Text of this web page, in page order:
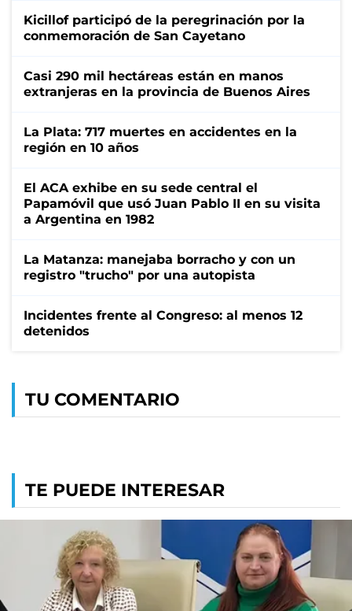
Kicillof participó de la peregrinación por la
conmemoración de San Cayetano
Casi 290 mil hectáreas están en manos
extranjeras en la provincia de Buenos Aires
La Plata: 717 muertes en accidentes en la
región en 10 años
El ACA exhibe en su sede central el
Papamóvil que usó Juan Pablo II en su visita
a Argentina en 1982
La Matanza: manejaba borracho y con un
registro "trucho" por una autopista
Incidentes frente al Congreso: al menos 12
detenidos
TU COMENTARIO
TE PUEDE INTERESAR